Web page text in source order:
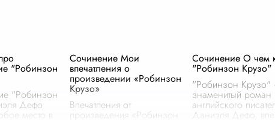
"Робинзон
"Робинзон
Дефо
место в
Сочинение Мои
впечатления о
произведении «Робинзон
Крузо»
Впечатления от
произведения «Робинзон
Сочинение О чем
"Робинзон Крузо"
"Робинзон Крузо"
знаменитый роман
английского
Даниэля Дефо,